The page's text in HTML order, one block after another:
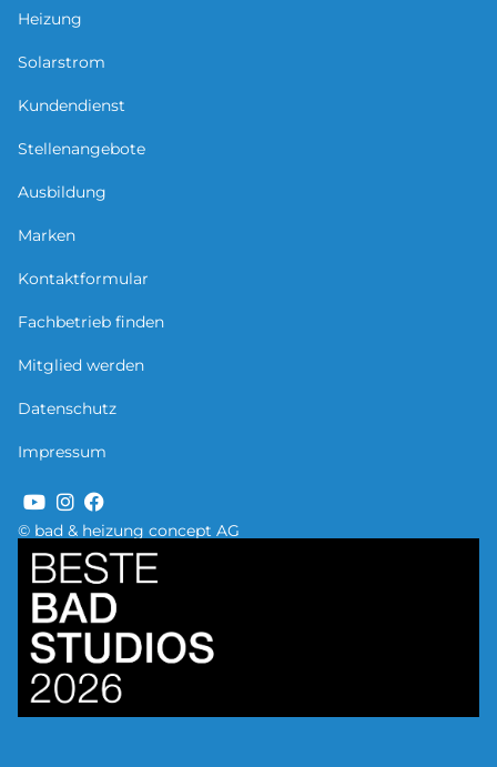
© bad & heizung concept AG
Heizung
Solarstrom
Kundendienst
Stellenangebote
Ausbildung
Marken
Kontaktformular
Fachbetrieb finden
Mitglied werden
Datenschutz
Impressum